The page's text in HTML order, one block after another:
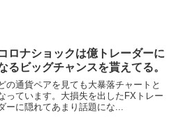
ロナショックは億トレーダーに
るビッグチャンスを貰えてる。
の通貨ペアを見ても大暴落チャートと
っています。大損失を出したFXトレー
ーに隠れてあまり話題にな...